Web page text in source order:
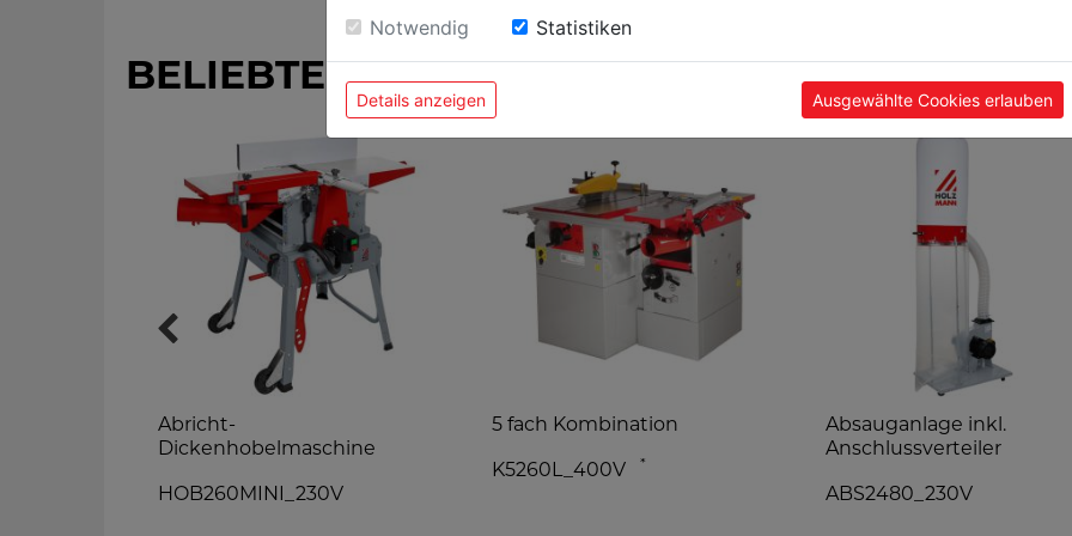
BELIEBTE PRODUKTE
Abricht-
Dickenhobelmaschine
HOB260MINI_230V
5 fach Kombination
K5260L_400V
*
Absauganlage inkl.
Anschlussverteiler
ABS2480_230V
Notwendig Statistiken
Details anzeigen Ausgewählte Cookies erlauben